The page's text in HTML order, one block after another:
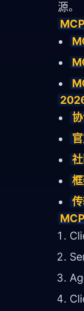
源。
MCP
MCP